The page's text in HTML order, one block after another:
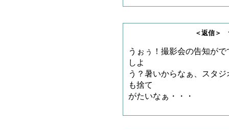
＜返信＞ サノゲッ
うぉぅ！撮影会の告知が
しよ
う？暑いからなぁ、スタ
も捨て
がたいなぁ・・・